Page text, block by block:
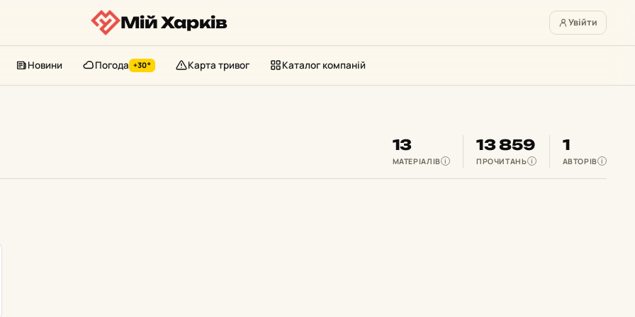
Мій Харків Увійти
Новини Погода +30° Карта тривог Каталог компаній
13
МАТЕРІАЛІВ i
13 859
ПРОЧИТАНЬ i
1
АВТОРІВ i